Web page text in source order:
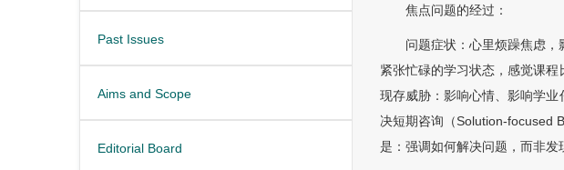
Past Issues
Aims and Scope
Editorial Board
焦点问题的经过：
问题症状：心里烦躁焦虑
紧张忙碌的学习状态，感觉课
现存威胁：影响心情、影响学
决短期咨询（Solution-focused
是：强调如何解决问题，而非发